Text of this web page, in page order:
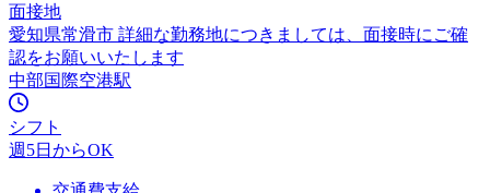
面接地
愛知県常滑市 詳細な勤務地につきましては、面接時にご確
認をお願いいたします
中部国際空港駅
シフト
週5日からOK